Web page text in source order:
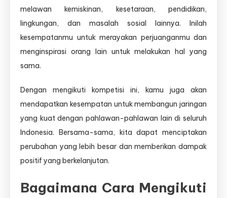
melawan kemiskinan, kesetaraan, pendidikan,
lingkungan, dan masalah sosial lainnya. Inilah
kesempatanmu untuk merayakan perjuanganmu dan
menginspirasi orang lain untuk melakukan hal yang
sama.
Dengan mengikuti kompetisi ini, kamu juga akan
mendapatkan kesempatan untuk membangun jaringan
yang kuat dengan pahlawan-pahlawan lain di seluruh
Indonesia. Bersama-sama, kita dapat menciptakan
perubahan yang lebih besar dan memberikan dampak
positif yang berkelanjutan.
Bagaimana Cara Mengikuti